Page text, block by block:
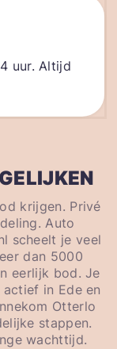
uur. Altijd
krijgen. Privé
Auto
scheelt je veel
dan 5000
eerlijk bod. Je
in Ede en
Otterlo
stappen.
wachttijd.